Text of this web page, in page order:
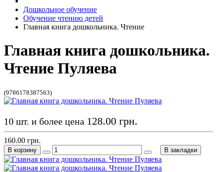
Дошкольное обучение
Обучение чтению детей
Главная книга дошкольника. Чтение
Главная книга дошкольника.
Чтение Пуляева
(9786178387563)
10 шт. и более цена 128.00 грн.
160.00 грн.
В корзину В закладки